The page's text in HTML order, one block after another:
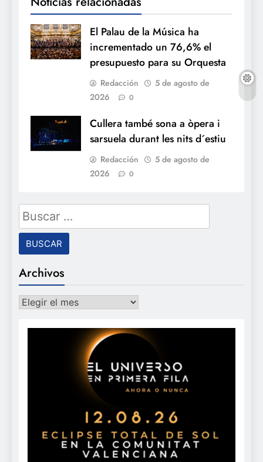
El Palau de la Música ha
incrementado un 76,6% el
presupuesto para su Orquesta
Redacción
5 de agosto de
2026
0
Cullera també sona a òpera i
sarsuela durant les nits d´estiu
Redacción
5 de agosto de
2026
0
Buscar:
Archivos
Archivos